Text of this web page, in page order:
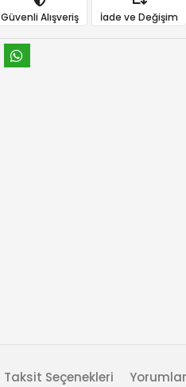
Güvenli Alışveriş İade ve Değişim
Taksit Seçenekleri Yorumlar